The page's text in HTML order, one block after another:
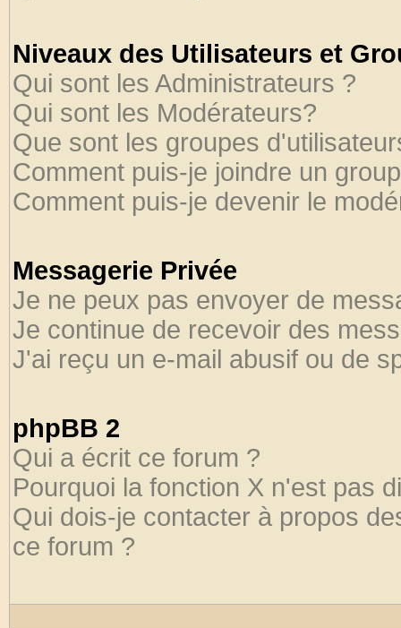
Niveaux des Utilisateurs et
Qui sont les Administrateurs ?
Qui sont les Modérateurs?
Que sont les groupes
Comment puis-je joindre un
Comment puis-je devenir le
Messagerie Privée
Je ne peux pas envoyer de
Je continue de recevoir des
J'ai reçu un e-mail abusif ou de
phpBB 2
Qui a écrit ce forum ?
Pourquoi la fonction X n'est pas
Qui dois-je contacter à propos
ce forum ?